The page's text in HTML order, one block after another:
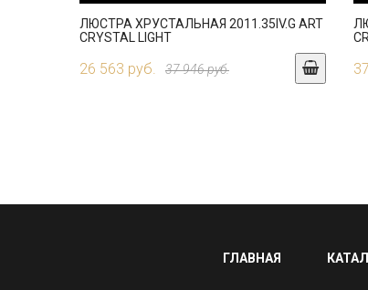
ЛЮСТРА ХРУСТАЛЬНАЯ 2011.35IV.G ART
CRYSTAL LIGHT
26 563 руб. 37 946 руб.
ГЛАВНАЯ